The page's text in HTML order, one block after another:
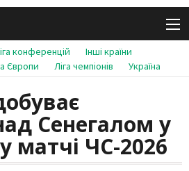
конференцій
Інші країни
Європи Ліга чемпіонів Україна
Сенегалом у
матчі ЧС-2026